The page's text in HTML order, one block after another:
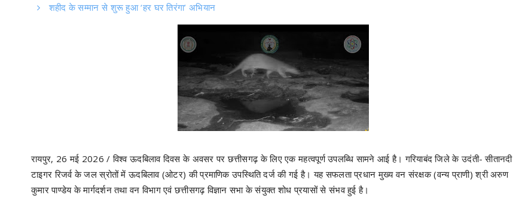
शहीद के सम्मान से शुरू हुआ ‘हर घर तिरंगा’ अभियान
रायपुर, 26 मई 2026 / विश्व ऊदबिलाव दिवस के अवसर पर छत्तीसगढ़ के लिए एक महत्वपूर्ण उपलब्धि सामने आई है। गरियाबंद जिले के उदंती- सीतानदी
टाइगर रिजर्व के जल स्रोतों में ऊदबिलाव (ओटर) की प्रमाणिक उपस्थिति दर्ज की गई है। यह सफलता प्रधान मुख्य वन संरक्षक (वन्य प्राणी) श्री अरुण
कुमार पाण्डेय के मार्गदर्शन तथा वन विभाग एवं छत्तीसगढ़ विज्ञान सभा के संयुक्त शोध प्रयासों से संभव हुई है।